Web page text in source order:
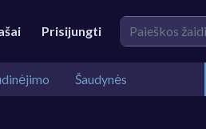
Prisijungti
Šaudynės